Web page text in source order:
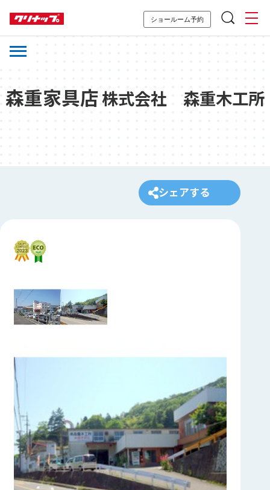
ショールーム予約
森重家具店株式会社 森重木工所
シェアする